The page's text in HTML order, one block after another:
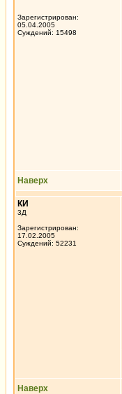
Зарегистрирован:
05.04.2005
Суждений: 15498
Наверх
КИ
3Д
Зарегистрирован:
17.02.2005
Суждений: 52231
Наверх